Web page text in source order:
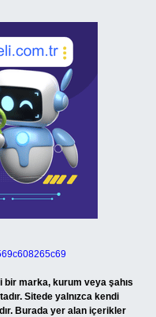
marka, kurum veya şahıs
Sitede yalnızca kendi
Burada yer alan içerikler